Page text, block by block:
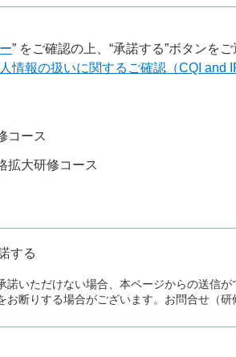
” をご確認の上、“承諾する”ボタンをご
情報の扱いに関するご確認（CQI and
コース
拡大研修コース
する
諾いただけない場合、本ページからの送信
お断りする場合がございます。お問合せ（研